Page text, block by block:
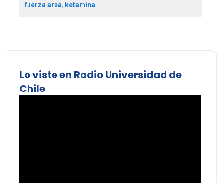
fuerza area, ketamina
Lo viste en Radio Universidad de
Chile